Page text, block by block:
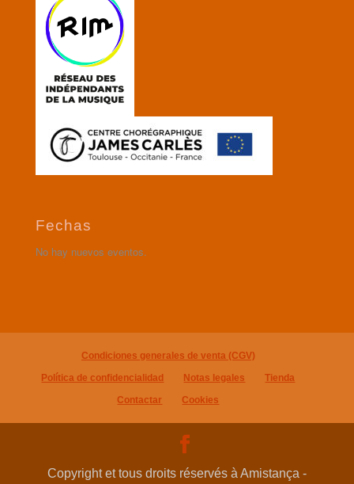
Fechas
No hay nuevos eventos.
Condiciones generales de venta (CGV)
Política de confidencialidad
Notas legales
Tienda
Contactar
Cookies
Copyright et tous droits réservés à Amistança -